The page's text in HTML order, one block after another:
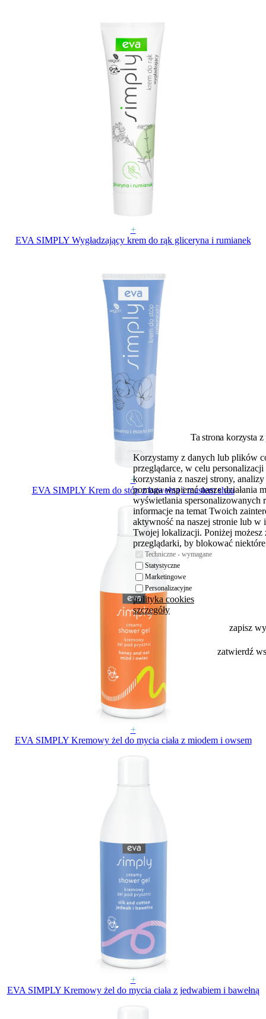
+
EVA SIMPLY Wygładzający krem do rąk gliceryna i rumianek
+
EVA SIMPLY Krem do stóp z bawełną i masłem shea
+
EVA SIMPLY Kremowy żel do mycia ciała z miodem i owsem
+
EVA SIMPLY Kremowy żel do mycia ciała z jedwabiem i bawełną
Ta strona korzysta
Korzystamy z danych lub plików
przeglądarce, w celu
korzystania z naszej strony,
pomaga wspierać nasze działania
wyświetlania spersonalizowanych
informacje na temat Twoich
aktywność na naszej stronie lub
Twojej lokalizacji. Poniżej możesz
przeglądarki, by blokować
Techniczne - wymagane
Statystyczne
Marketingowe
Personalizacyjne
polityka cookies
szczegóły
zapisz
zatwierdź